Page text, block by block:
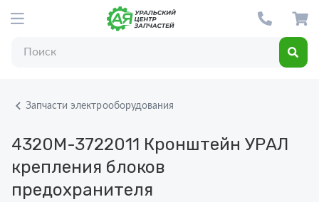
Запчасти электрооборудования
4320М-3722011 Кронштейн УРАЛ
крепления блоков
предохранителя